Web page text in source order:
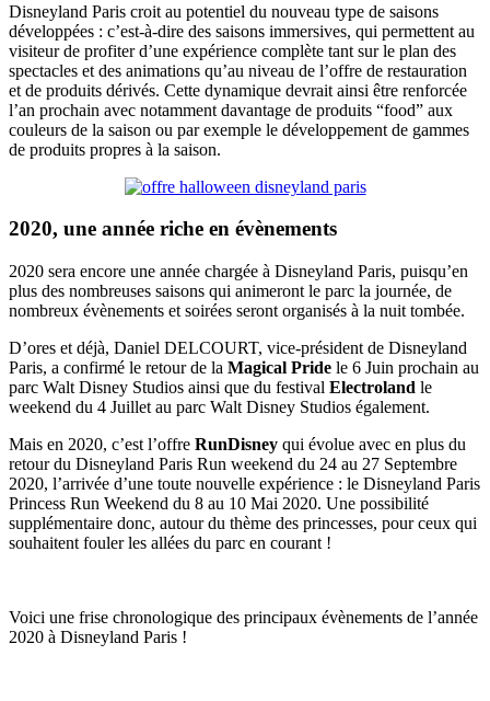
Disneyland Paris croit au potentiel du nouveau type de saisons
développées : c’est-à-dire des saisons immersives, qui permettent au
visiteur de profiter d’une expérience complète tant sur le plan des
spectacles et des animations qu’au niveau de l’offre de restauration
et de produits dérivés. Cette dynamique devrait ainsi être renforcée
l’an prochain avec notamment davantage de produits “food” aux
couleurs de la saison ou par exemple le développement de gammes
de produits propres à la saison.
2020, une année riche en évènements
2020 sera encore une année chargée à Disneyland Paris, puisqu’en
plus des nombreuses saisons qui animeront le parc la journée, de
nombreux évènements et soirées seront organisés à la nuit tombée.
D’ores et déjà, Daniel DELCOURT, vice-président de Disneyland
Paris, a confirmé le retour de la Magical Pride le 6 Juin prochain au
parc Walt Disney Studios ainsi que du festival Electroland le
weekend du 4 Juillet au parc Walt Disney Studios également.
Mais en 2020, c’est l’offre RunDisney qui évolue avec en plus du
retour du Disneyland Paris Run weekend du 24 au 27 Septembre
2020, l’arrivée d’une toute nouvelle expérience : le Disneyland Paris
Princess Run Weekend du 8 au 10 Mai 2020. Une possibilité
supplémentaire donc, autour du thème des princesses, pour ceux qui
souhaitent fouler les allées du parc en courant !
Voici une frise chronologique des principaux évènements de l’année
2020 à Disneyland Paris !